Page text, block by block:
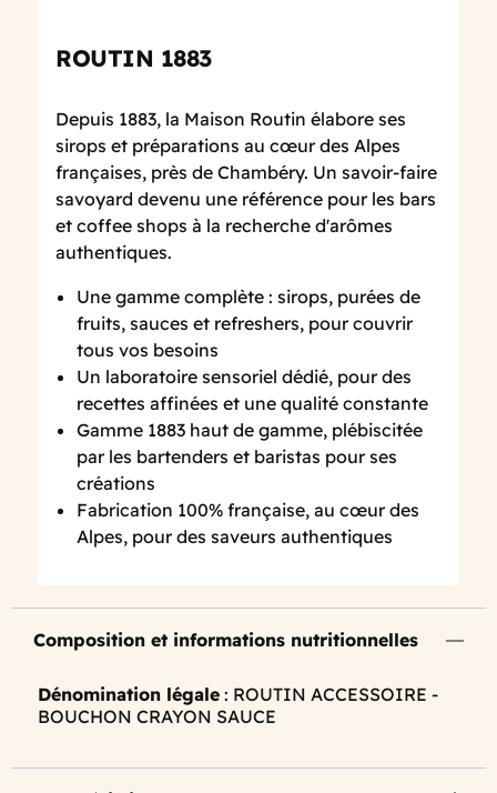
ROUTIN 1883
Depuis 1883, la Maison Routin élabore ses
sirops et préparations au cœur des Alpes
françaises, près de Chambéry. Un savoir-faire
savoyard devenu une référence pour les bars
et coffee shops à la recherche d'arômes
authentiques.
Une gamme complète : sirops, purées de
fruits, sauces et refreshers, pour couvrir
tous vos besoins
Un laboratoire sensoriel dédié, pour des
recettes affinées et une qualité constante
Gamme 1883 haut de gamme, plébiscitée
par les bartenders et baristas pour ses
créations
Fabrication 100% française, au cœur des
Alpes, pour des saveurs authentiques
Composition et informations nutritionnelles
Dénomination légale : ROUTIN ACCESSOIRE -
BOUCHON CRAYON SAUCE